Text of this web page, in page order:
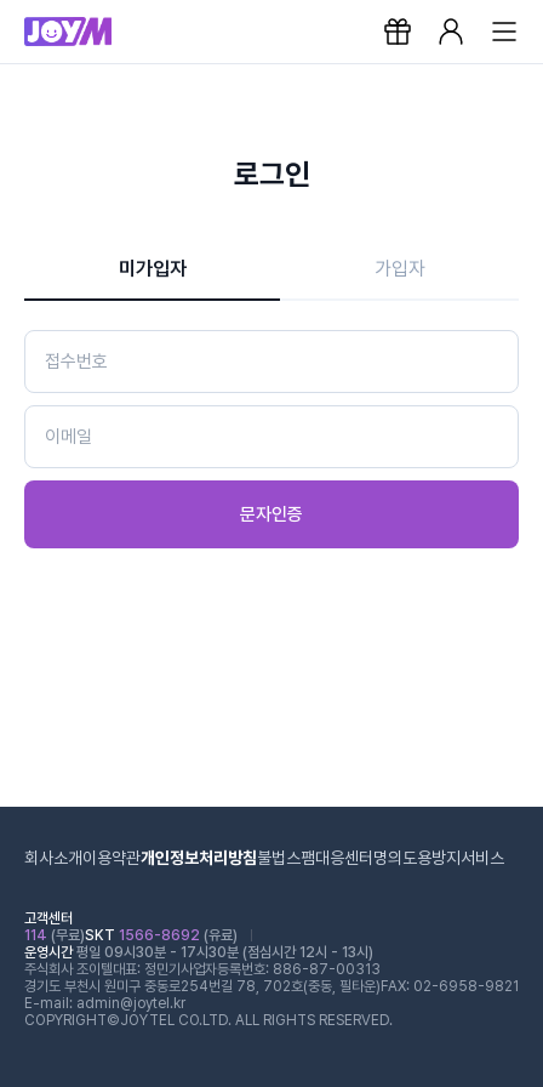
로그인
미가입자 가입자
문자인증
회사소개이용약관개인정보처리방침불법스팸대응센터 명의도용방지서비스
고객센터
114 (무료)SKT 1566-8692 (유료)
운영시간평일 09시30분 - 17시30분 (점심시간 12시 - 13시)
주식회사 조이텔대표: 정민기 사업자등록번호: 886-87-00313
경기도 부천시 원미구 중동로254번길 78, 702호(중동, 필타운) FAX: 02-6958-9821
E-mail: admin@joytel.kr
COPYRIGHT©JOYTEL CO.LTD. ALL RIGHTS RESERVED.